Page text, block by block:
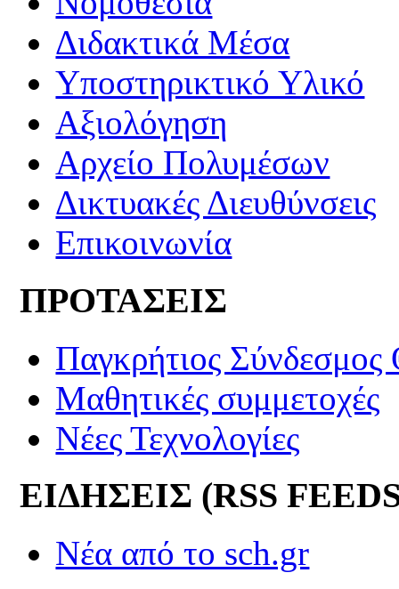
Διδακτικά Μέσα
Υποστηρικτικό Υλικό
Αξιολόγηση
Αρχείο Πολυμέσων
Δικτυακές Διευθύνσεις
Επικοινωνία
ΠΡΟΤΑΣΕΙΣ
Παγκρήτιος
Μαθητικές συμμετοχές
Νέες Τεχνολογίες
ΕΙΔΗΣΕΙΣ (RSS
Νέα από το sch.gr